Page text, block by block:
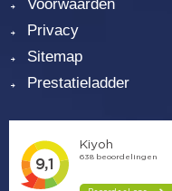
Voorwaarden
Privacy
Sitemap
Prestatieladder